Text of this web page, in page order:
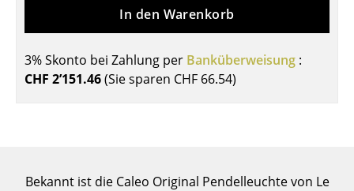
Beistelltische
Couchtische
Konferenztische
In den Warenkorb
3% Skonto bei Zahlung per Banküberweisung :
CHF 2’151.46(Sie sparen CHF 66.54)
Bekannt ist die Caleo Original Pendelleuchte von Le